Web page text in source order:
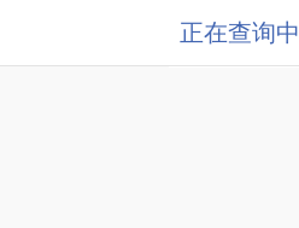
正在查询中